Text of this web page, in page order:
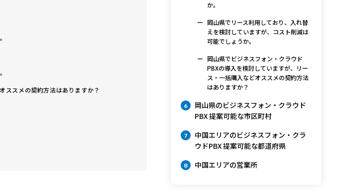
ススメの契約方法はありますか？
か。
岡山県でリース利用しており、入れ替
えを検討していますが、コスト削減は
可能でしょうか。
岡山県でビジネスフォン・クラウド
PBXの導入を検討していますが、リー
ス・一括購入などオススメの契約方法
はありますか？
6
岡山県のビジネスフォン・クラウド
PBX 提案可能な市区町村
7
中国エリアのビジネスフォン・クラ
ウドPBX 提案可能な都道府県
8 中国エリアの営業所